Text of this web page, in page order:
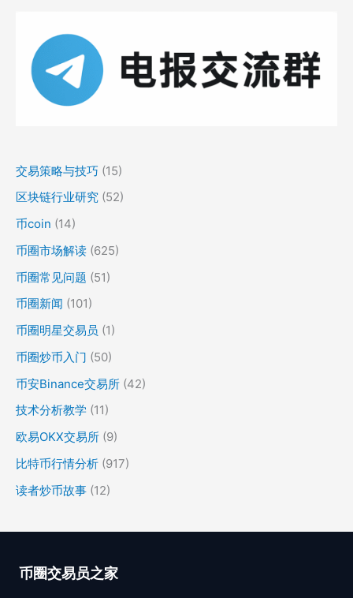
交易策略与技巧 (15)
区块链行业研究 (52)
币coin (14)
币圈市场解读 (625)
币圈常见问题 (51)
币圈新闻 (101)
币圈明星交易员 (1)
币圈炒币入门 (50)
币安Binance交易所 (42)
技术分析教学 (11)
欧易OKX交易所 (9)
比特币行情分析 (917)
读者炒币故事 (12)
币圈交易员之家